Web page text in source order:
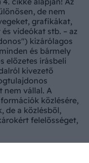
de nem
grafikákat,
videókat stb. – az
kizárólagos
és bármely
előzetes írásbeli
kivezető
nem vállal. A
közlésére,
de a közlésből,
felelősséget,